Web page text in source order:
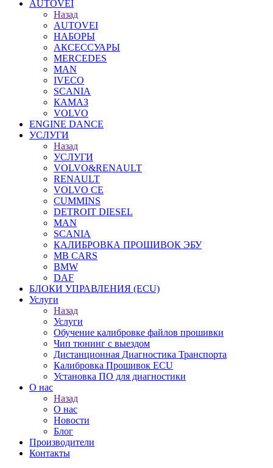
AUTOVEI
Назад
AUTOVEI
НАБОРЫ
АКСЕССУАРЫ
MERCEDES
MAN
IVECO
SCANIA
КАМАЗ
VOLVO
ENGINE DANCE
УСЛУГИ
Назад
УСЛУГИ
VOLVO&RENAULT
RENAULT
VOLVO CE
CUMMINS
DETROIT DIESEL
MAN
SCANIA
КАЛИБРОВКА ПРОШИВОК ЭБУ
MB CARS
BMW
DAF
БЛОКИ УПРАВЛЕНИЯ (ECU)
Услуги
Назад
Услуги
Обучение калибровке файлов прошивки
Чип тюнинг с выездом
Дистанционная Диагностика Транспорта
Калибровка Прошивок ECU
Установка ПО для диагностики
О нас
Назад
О нас
Новости
Блог
Производители
Контакты